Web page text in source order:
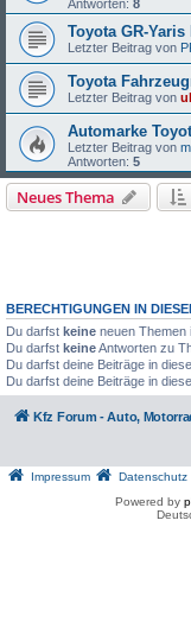
Antworten: 8
Toyota GR-
Letzter Beitrag von
Toyota
Letzter Beitrag von
Automarke
Letzter Beitrag von
Antworten: 5
Neues Thema
BERECHTIGUNGEN IN
Du darfst keine neuen Themen
Du darfst keineAntworten zu
Du darfst deine Beiträge in
Du darfst deine Beiträge in
Kfz Forum - Auto,
Impressum Datenschutz
Powered by